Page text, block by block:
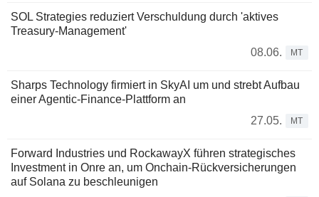
SOL Strategies reduziert Verschuldung durch 'aktives
Treasury-Management'
08.06.
MT
Sharps Technology firmiert in SkyAI um und strebt Aufbau
einer Agentic-Finance-Plattform an
27.05.
MT
Forward Industries und RockawayX führen strategisches
Investment in Onre an, um Onchain-Rückversicherungen
auf Solana zu beschleunigen